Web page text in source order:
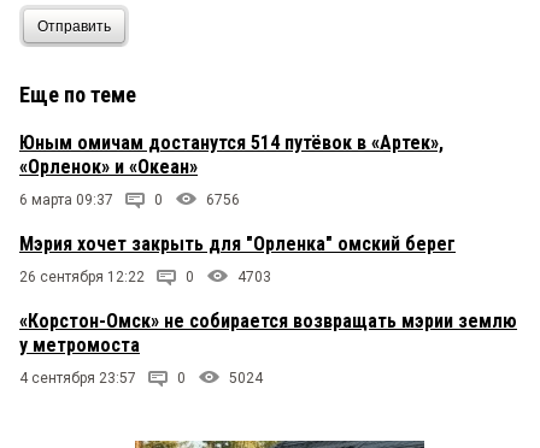
Отправить
Еще по теме
Юным омичам достанутся 514 путёвок в «Артек»,
«Орленок» и «Океан»
6 марта 09:37 0 6756
Мэрия хочет закрыть для "Орленка" омский берег
26 сентября 12:22 0 4703
«Корстон-Омск» не собирается возвращать мэрии землю
у метромоста
4 сентября 23:57 0 5024